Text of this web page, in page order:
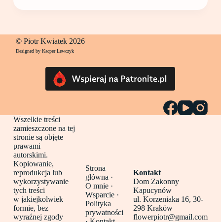
© Piotr Kwiatek 2026
Designed by Kacper Lewczyk
Wszelkie treści
zamieszczone na tej
stronie są objęte
prawami
autorskimi.
Kopiowanie,
reprodukcja lub
wykorzystywanie
tych treści
w jakiejkolwiek
formie, bez
wyraźnej zgody
Strona
główna ·
O mnie ·
Wsparcie ·
Polityka
prywatności
Kontakt
Dom Zakonny
Kapucynów
ul. Korzeniaka 16, 30-
298 Kraków
flowerpiotr@gmail.com